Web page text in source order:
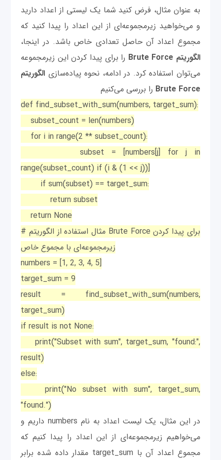
به عنوان مثال، فرض کنید شما یک لیستی از اعداد دارید
و می‌خواهید زیرمجموعه‌ای از این اعداد را پیدا کنید که
مجموع اعداد آن حاصل تعدادی خاص باشد. در اینجا،
الگوریتم Brute Force
را برای پیدا کردن این زیرمجموعه
می‌توان استفاده کرد. در ادامه، نحوه پیاده‌سازی الگوریتم
Brute Force را بررسی می‌کنیم
def find_subset_with_sum(numbers, target_sum):
subset_count = len(numbers)
for i in range(2 ** subset_count):
subset = [numbers[j] for j in
range(subset_count) if (i & (1 << j))]
if sum(subset) == target_sum:
return subset
return None
# مثال استفاده از الگوریتم Brute Force برای پیدا کردن
زیرمجموعه‌ای با مجموع خاص
numbers = [1, 2, 3, 4, 5]
target_sum = 9
result = find_subset_with_sum(numbers,
target_sum)
if result is not None:
print("Subset with sum", target_sum, "found:",
result)
else:
print("No subset with sum", target_sum,
"found.")
در این مثال، یک لیست اعداد به نام numbers داریم و
می‌خواهیم زیرمجموعه‌ای از این اعداد را پیدا کنیم که
مجموع اعداد آن با target_sum مقدار داده شده برابر